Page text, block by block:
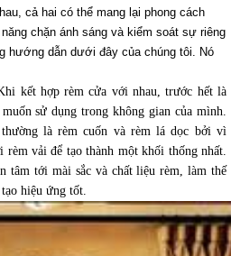
cả hai có thể mang lại phong cách
chặn ánh sáng và kiểm soát sự riêng
hướng dẫn dưới đây của chúng tôi. Nó
kết hợp rèm cửa với nhau, trước hết là
sử dụng trong không gian của mình.
thường là rèm cuốn và rèm lá dọc bởi vì
rèm vải để tạo thành một khối thống nhất.
tâm tới mài sắc và chất liệu rèm, làm thế
hiệu ứng tốt.